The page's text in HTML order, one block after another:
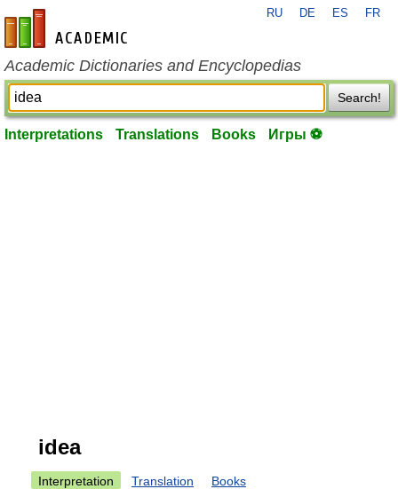
en-academic.com
RU DE ES FR
Academic Dictionaries and Encyclopedias
Search!
Interpretations Translations Books Игры ⚽
idea
Interpretation Translation Books